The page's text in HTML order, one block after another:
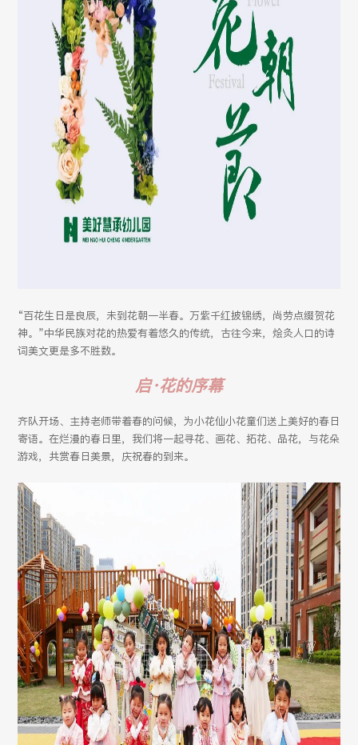
“百花生日是良辰，未到花朝一半春。万紫千红披锦绣，尚劳点缀贺花
神。”中华民族对花的热爱有着悠久的传统，古往今来，烩灸人口的诗
词美文更是多不胜数。
启·花的序幕
齐队开场、主持老师带着春的问候，为小花仙小花童们送上美好的春日
寄语。在烂漫的春日里，我们将一起寻花、画花、拓花、品花，与花朵
游戏，共赏春日美景，庆祝春的到来。